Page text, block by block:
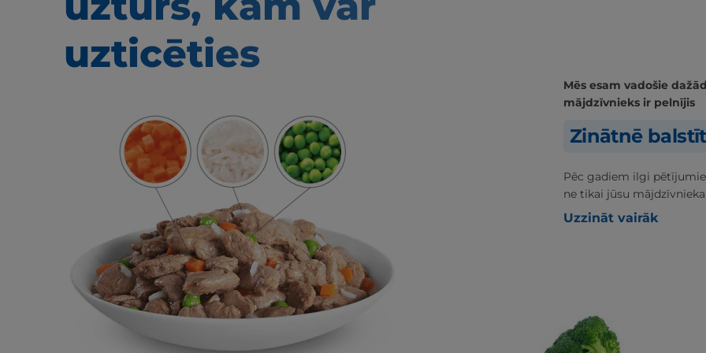
uzticēties
Mēs esam vadošie
mājdzīvnieks ir pelnījis
Zinātnē
Pēc gadiem ilgi
ne tikai jūsu
Uzzināt vairāk